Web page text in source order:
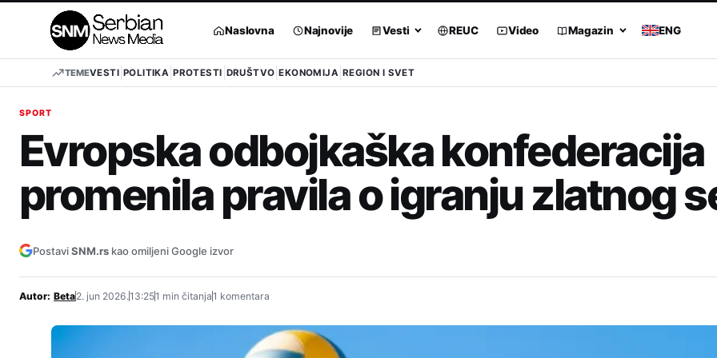
Naslovna Najnovije Vesti REUC Video Magazin ENG
TEMEVESTI POLITIKA PROTESTI DRUŠTVO EKONOMIJA REGION I SVET
SPORT
Evropska odbojkaška konfederacija
promenila pravila o igranju zlatnog
PostaviSNM.rs kao omiljeni Google izvor
Autor: Beta2. jun 2026.13:251 min čitanja1 komentara